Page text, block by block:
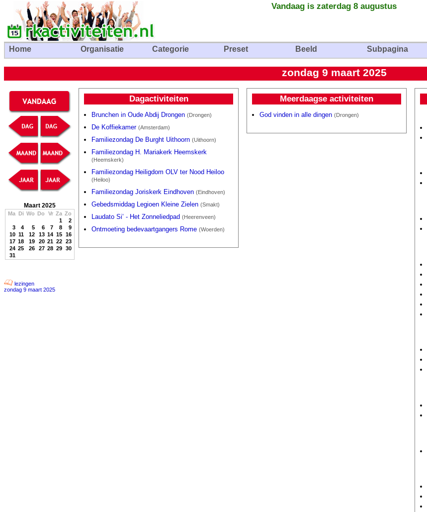
Vandaag is zaterdag 8 augustus
Home Organisatie Categorie Preset Beeld Subpagina
zondag 9 maart 2025
Maart 2025
Ma Di Wo Do Vr Za Zo
1
2
3
4 5 6 7 8
9
10 11 12 13 14 15 16
17 18 19 20 21 22 23
24 25 26 27 28 29 30
31
lezingen
zondag 9 maart 2025
Dagactiviteiten
Brunchen in Oude Abdij Drongen (Drongen)
De Koffiekamer (Amsterdam)
Familiezondag De Burght Uithoorn (Uithoorn)
Familiezondag H. Mariakerk Heemskerk
(Heemskerk)
Familiezondag Heiligdom OLV ter Nood Heiloo
(Heiloo)
Familiezondag Joriskerk Eindhoven (Eindhoven)
Gebedsmiddag Legioen Kleine Zielen (Smakt)
Laudato Si’ - Het Zonneliedpad (Heerenveen)
Ontmoeting bedevaartgangers Rome (Woerden)
Meerdaagse activiteiten
God vinden in alle dingen (Drongen)